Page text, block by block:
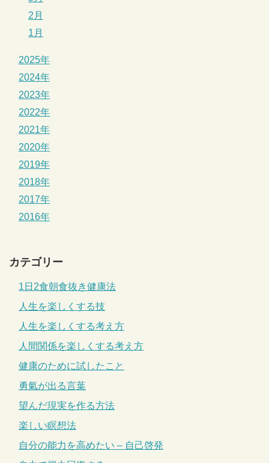
2月
1月
2025年
2024年
2023年
2022年
2021年
2020年
2019年
2018年
2017年
2016年
カテゴリー
1日2食朝食抜き健康法
人生を楽しくする技
人生を楽しくする考え方
人間関係を楽しくする考え方
健康のために試したこと
勇氣が出る言葉
望んだ現実を作る方法
楽しい瞑想法
自分の能力を高めたい – 自己啓発